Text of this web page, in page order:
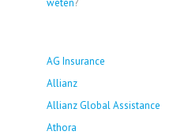
weten?
AG Insurance
Allianz
Allianz Global Assistance
Athora